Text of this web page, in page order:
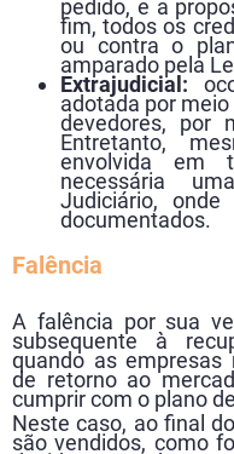
pedido, e a
fim, todos os
ou contra o
amparado pela
Extrajudicial:
adotada por
devedores, por
Entretanto,
envolvida em
necessária
Judiciário,
documentados.
Falência
A falência por sua
subsequente à
quando as empresas
de retorno ao
cumprir com o plano
Neste caso, ao final
são vendidos, como